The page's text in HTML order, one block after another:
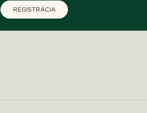
REGISTRÁCIA